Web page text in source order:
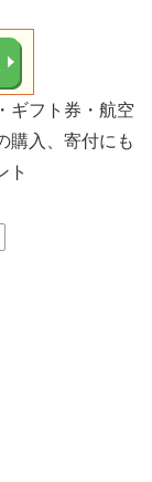
ギフト券・航空
購入、寄付にも
ト